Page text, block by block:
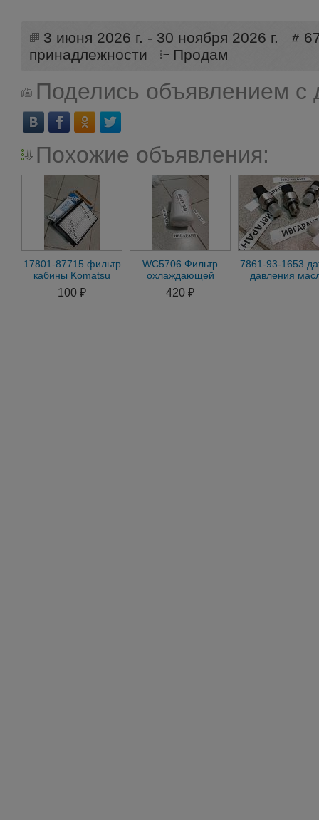
3 июня 2026 г. - 30 ноября 2026 г.
принадлежности
Продам
Поделись объявлением с
Похожие объявления:
17801-87715 фильтр
кабины Komatsu
17801-87715,
1780187715
100 ₽
WC5706 Фильтр
охлаждающей
жидкости WC5706
420 ₽
7861-93-1653
давления